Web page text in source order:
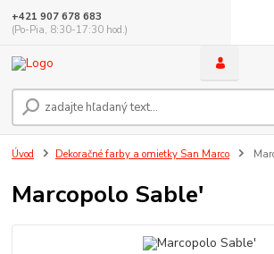
+421 907 678 683
(Po-Pia, 8:30-17:30 hod.)
Úvod Dekoračné farby a omietky San Marco
Marcopolo Sable'